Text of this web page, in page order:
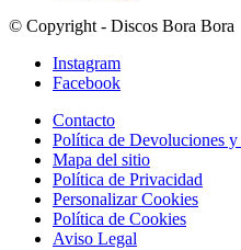
© Copyright - Discos Bora Bora
Instagram
Facebook
Contacto
Política de Devoluciones
Mapa del sitio
Política de Privacidad
Personalizar Cookies
Política de Cookies
Aviso Legal